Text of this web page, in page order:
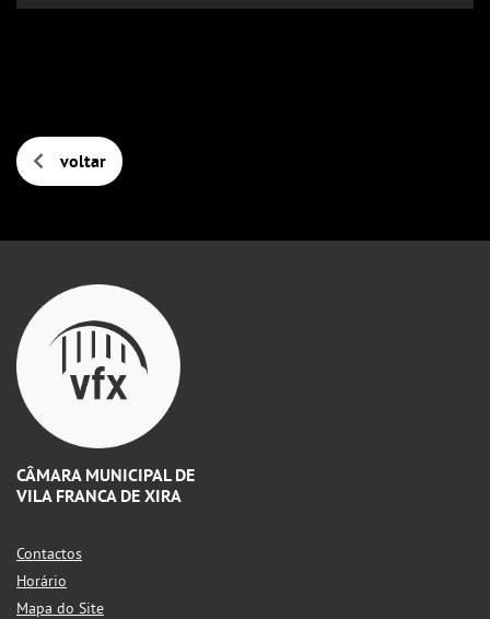
voltar
CÂMARA MUNICIPAL DE
VILA FRANCA DE XIRA
Contactos
Horário
Mapa do Site